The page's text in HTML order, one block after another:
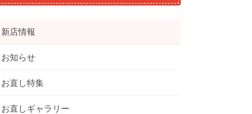
新店情報
お知らせ
お直し特集
お直しギャラリー